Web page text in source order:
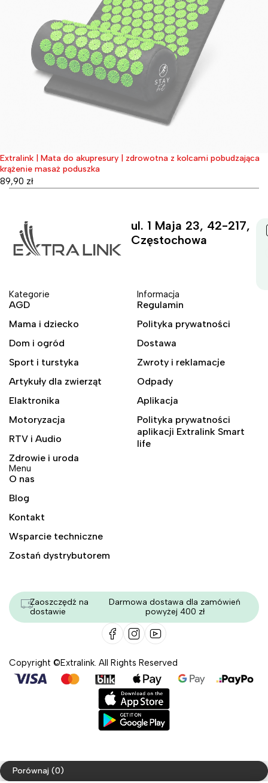
Wyprzedane
Extralink | Mata do akupresury | zdrowotna z kolcami pobudzająca
krążenie masaż poduszka
89,90 zł
ul. 1 Maja 23, 42-217,
Częstochowa
Kategorie
AGD
Mama i dziecko
Dom i ogród
Sport i turstyka
Artykuły dla zwierząt
Elaktronika
Motoryzacja
RTV i Audio
Zdrowie i uroda
Informacja
Regulamin
Polityka prywatności
Dostawa
Zwroty i reklamacje
Odpady
Aplikacja
Polityka prywatności
aplikacji Extralink Smart
life
Menu
O nas
Blog
Kontakt
Wsparcie techniczne
Zostań dystrybutorem
Zaoszczędź na
dostawie
Darmowa dostawa dla zamówień
powyżej 400 zł
Copyright ©Extralink. All Rights Reserved
Porównaj (0)